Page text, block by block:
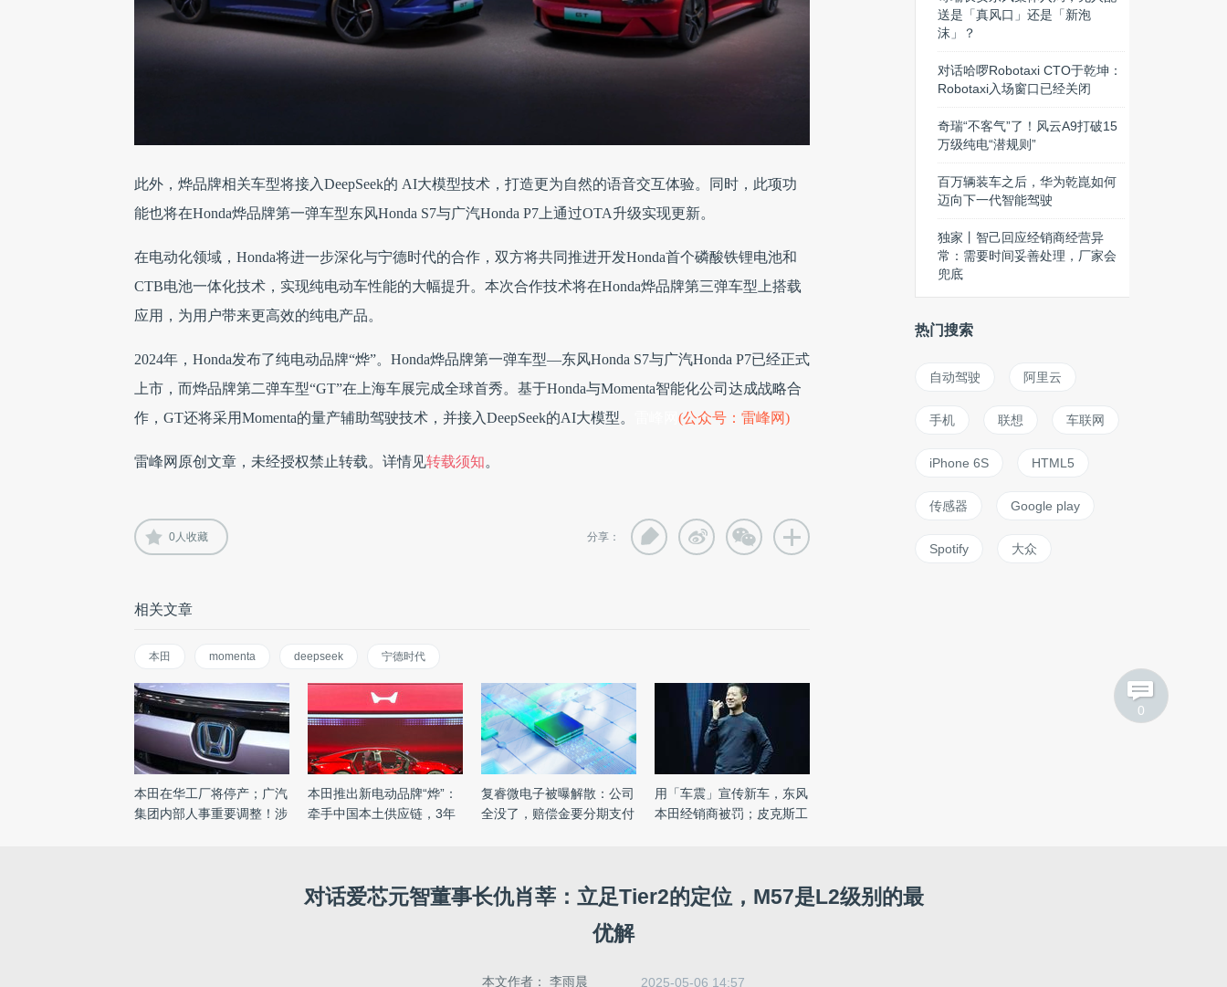
0
此外，烨品牌相关车型将接入DeepSeek的 AI大模型技术，打造更为自然的语音交互体验。同时，此项功
能也将在Honda烨品牌第一弹车型东风Honda S7与广汽Honda P7上通过OTA升级实现更新。
在电动化领域，Honda将进一步深化与宁德时代的合作，双方将共同推进开发Honda首个磷酸铁锂电池和
CTB电池一体化技术，实现纯电动车性能的大幅提升。本次合作技术将在Honda烨品牌第三弹车型上搭载
应用，为用户带来更高效的纯电产品。
2024年，Honda发布了纯电动品牌“烨”。Honda烨品牌第一弹车型—东风Honda S7与广汽Honda P7已经正式
上市，而烨品牌第二弹车型“GT”在上海车展完成全球首秀。基于Honda与Momenta智能化公司达成战略合
作，GT还将采用Momenta的量产辅助驾驶技术，并接入DeepSeek的AI大模型。
(公众号：雷峰网)
雷峰网原创文章，未经授权禁止转载。详情见转载须知。
0人收藏 分享：
相关文章
本田 momenta deepseek 宁德时代
本田在华工厂将停产；广汽
集团内部人事重要调整！涉
本田推出新电动品牌“烨”：
牵手中国本土供应链，3年
复睿微电子被曝解散：公司
全没了，赔偿金要分期支付
用「车震」宣传新车，东风
本田经销商被罚；皮克斯工
送是「真风口」还是「新泡
沫」？
对话哈啰Robotaxi CTO于乾坤：
Robotaxi入场窗口已经关闭
奇瑞“不客气”了！风云A9打破15
万级纯电“潜规则”
百万辆装车之后，华为乾崑如何
迈向下一代智能驾驶
独家丨智己回应经销商经营异
常：需要时间妥善处理，厂家会
兜底
热门搜索
自动驾驶 阿里云
手机 联想 车联网
iPhone 6S HTML5
传感器 Google play
Spotify 大众
对话爱芯元智董事长仇肖莘：立足Tier2的定位，M57是L2级别的最
优解
本文作者： 李雨晨 2025-05-06 14:57